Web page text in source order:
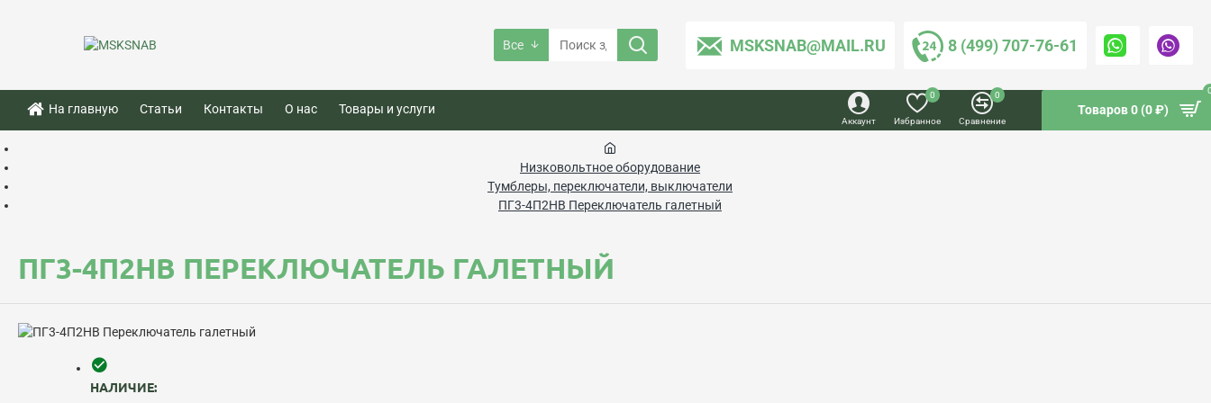
Все MSKSNAB@MAIL.RU 8 (499) 707-76-61
На главную Статьи Контакты О нас Товары и услуги
Аккаунт Избранное
0
Сравнение
0
Товаров 0 (0 ₽)
Низковольтное оборудование
Тумблеры, переключатели, выключатели
ПГ3-4П2НВ Переключатель галетный
ПГ3-4П2НВ ПЕРЕКЛЮЧАТЕЛЬ ГАЛЕТНЫЙ
НАЛИЧИЕ: